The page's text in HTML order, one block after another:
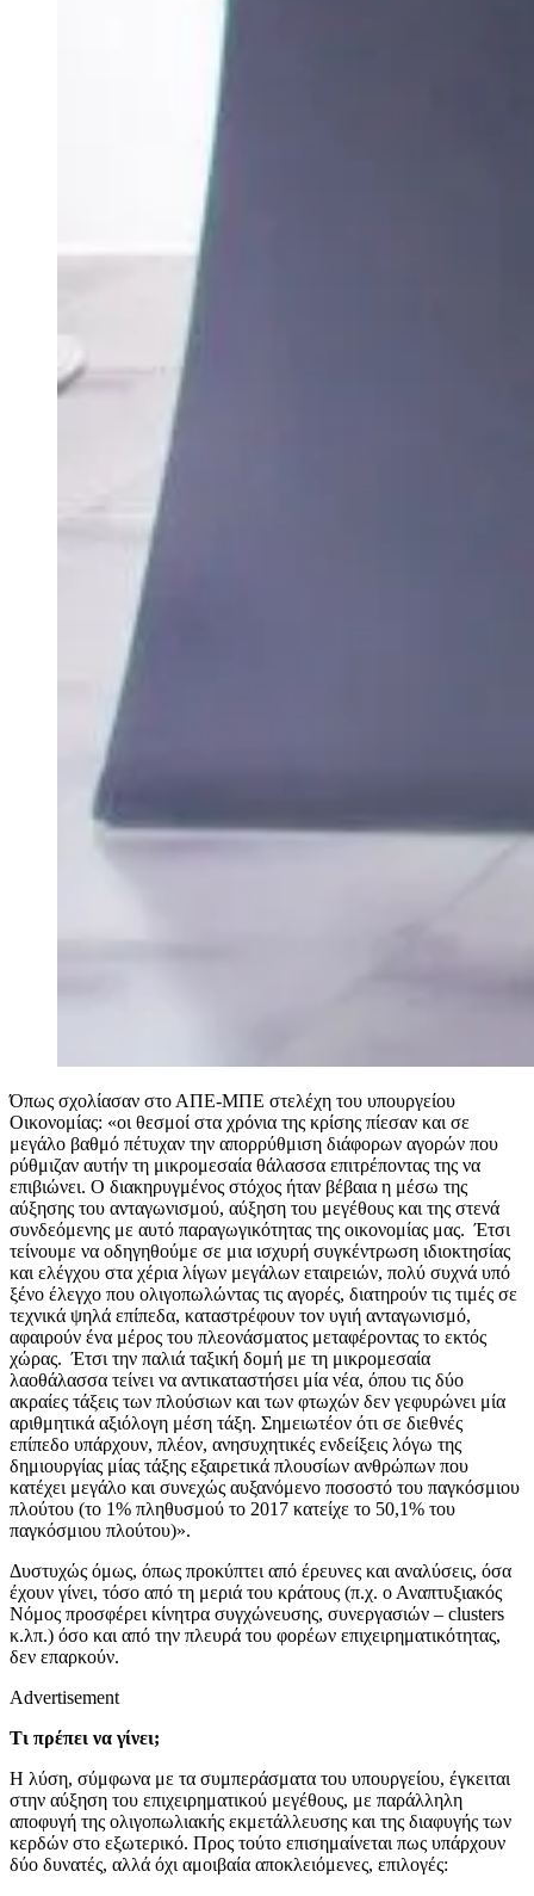
Όπως σχολίασαν στο ΑΠΕ-ΜΠΕ στελέχη του υπουργείου
Οικονομίας: «οι θεσμοί στα χρόνια της κρίσης πίεσαν και σε
μεγάλο βαθμό πέτυχαν την απορρύθμιση διάφορων αγορών που
ρύθμιζαν αυτήν τη μικρομεσαία θάλασσα επιτρέποντας της να
επιβιώνει. Ο διακηρυγμένος στόχος ήταν βέβαια η μέσω της
αύξησης του ανταγωνισμού, αύξηση του μεγέθους και της στενά
συνδεόμενης με αυτό παραγωγικότητας της οικονομίας μας. Έτσι
τείνουμε να οδηγηθούμε σε μια ισχυρή συγκέντρωση ιδιοκτησίας
και ελέγχου στα χέρια λίγων μεγάλων εταιρειών, πολύ συχνά υπό
ξένο έλεγχο που ολιγοπωλώντας τις αγορές, διατηρούν τις τιμές σε
τεχνικά ψηλά επίπεδα, καταστρέφουν τον υγιή ανταγωνισμό,
αφαιρούν ένα μέρος του πλεονάσματος μεταφέροντας το εκτός
χώρας. Έτσι την παλιά ταξική δομή με τη μικρομεσαία
λαοθάλασσα τείνει να αντικαταστήσει μία νέα, όπου τις δύο
ακραίες τάξεις των πλούσιων και των φτωχών δεν γεφυρώνει μία
αριθμητικά αξιόλογη μέση τάξη. Σημειωτέον ότι σε διεθνές
επίπεδο υπάρχουν, πλέον, ανησυχητικές ενδείξεις λόγω της
δημιουργίας μίας τάξης εξαιρετικά πλουσίων ανθρώπων που
κατέχει μεγάλο και συνεχώς αυξανόμενο ποσοστό του παγκόσμιου
πλούτου (το 1% πληθυσμού το 2017 κατείχε το 50,1% του
παγκόσμιου πλούτου)».
Δυστυχώς όμως, όπως προκύπτει από έρευνες και αναλύσεις, όσα
έχουν γίνει, τόσο από τη μεριά του κράτους (π.χ. ο Αναπτυξιακός
Νόμος προσφέρει κίνητρα συγχώνευσης, συνεργασιών – clusters
κ.λπ.) όσο και από την πλευρά του φορέων επιχειρηματικότητας,
δεν επαρκούν.
Advertisement
Τι πρέπει να γίνει;
Η λύση, σύμφωνα με τα συμπεράσματα του υπουργείου, έγκειται
στην αύξηση του επιχειρηματικού μεγέθους, με παράλληλη
αποφυγή της ολιγοπωλιακής εκμετάλλευσης και της διαφυγής των
κερδών στο εξωτερικό. Προς τούτο επισημαίνεται πως υπάρχουν
δύο δυνατές, αλλά όχι αμοιβαία αποκλειόμενες, επιλογές: